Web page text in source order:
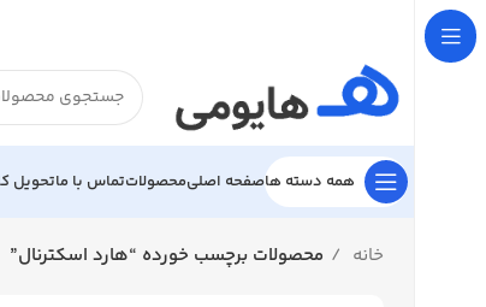
همه دسته هاصفحه اصلیمحصولاتتماس با ماتحویل
خانه محصولات برچسب خورده “هارد اسکترنال”